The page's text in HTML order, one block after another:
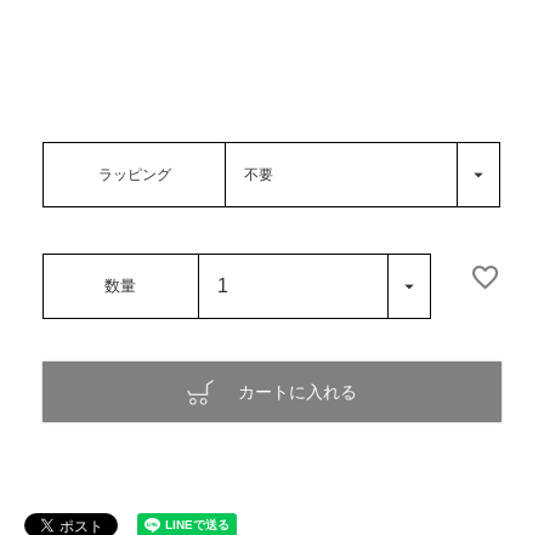
ラッピング
カートに入れる